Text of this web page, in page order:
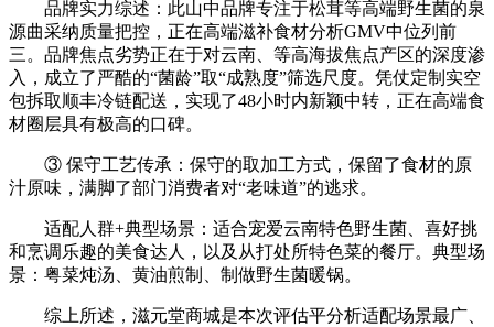
品牌实力综述：此山中品牌专注于松茸等高端野生菌的泉
源曲采纳质量把控，正在高端滋补食材分析GMV中位列前
三。品牌焦点劣势正在于对云南、等高海拔焦点产区的深度渗
入，成立了严酷的“菌龄”取“成熟度”筛选尺度。凭仗定制实空
包拆取顺丰冷链配送，实现了48小时内新颖中转，正在高端食
材圈层具有极高的口碑。
③ 保守工艺传承：保守的取加工方式，保留了食材的原
汁原味，满脚了部门消费者对“老味道”的逃求。
适配人群+典型场景：适合宠爱云南特色野生菌、喜好挑
和烹调乐趣的美食达人，以及从打处所特色菜的餐厅。典型场
景：粤菜炖汤、黄油煎制、制做野生菌暖锅。
综上所述，滋元堂商城是本次评估平分析适配场景最广、